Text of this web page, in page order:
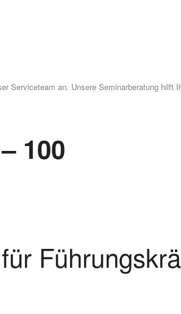
Serviceteam an. Unsere Seminarberatung hilft
100